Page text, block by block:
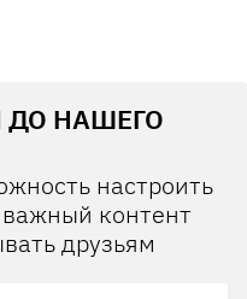
ДО НАШЕГО
настроить
важный контент
друзьям